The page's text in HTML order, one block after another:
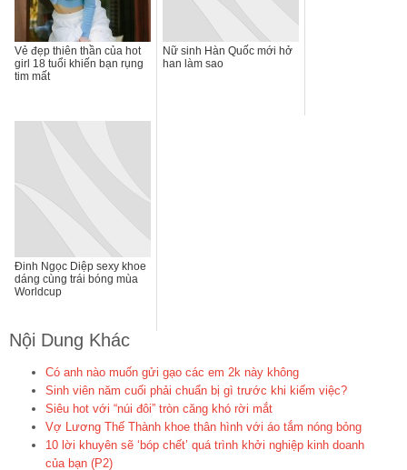
Vẻ đẹp thiên thần của hot
girl 18 tuổi khiến bạn rụng
tim mất
Nữ sinh Hàn Quốc mới hở
han làm sao
Đinh Ngọc Diệp sexy khoe
dáng cùng trái bóng mùa
Worldcup
Nội Dung Khác
Có anh nào muốn gửi gạo các em 2k này không
Sinh viên năm cuối phải chuẩn bị gì trước khi kiếm việc?
Siêu hot với “núi đôi” tròn căng khó rời mắt
Vợ Lương Thế Thành khoe thân hình với áo tắm nóng bỏng
10 lời khuyên sẽ ‘bóp chết’ quá trình khởi nghiệp kinh doanh
của bạn (P2)